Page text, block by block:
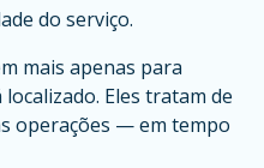
do serviço.
mais apenas para
Eles tratam de
operações — em tempo